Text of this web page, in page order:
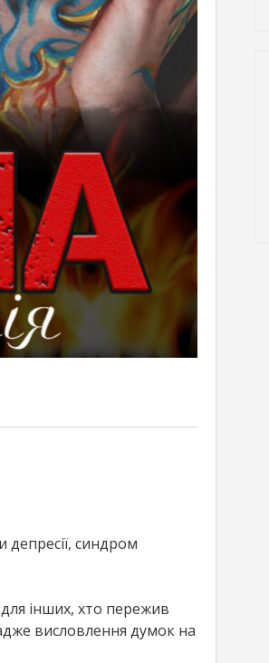
синдром
інших, хто пережив
висловлення думок на